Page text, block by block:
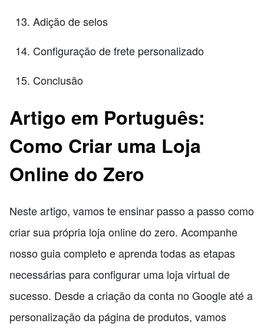
Adição de selos
Configuração de frete personalizado
Conclusão
Artigo em Português:
Como Criar uma Loja
Online do Zero
Neste artigo, vamos te ensinar passo a passo como
criar sua própria loja online do zero. Acompanhe
nosso guia completo e aprenda todas as etapas
necessárias para configurar uma loja virtual de
sucesso. Desde a criação da conta no Google até a
personalização da página de produtos, vamos